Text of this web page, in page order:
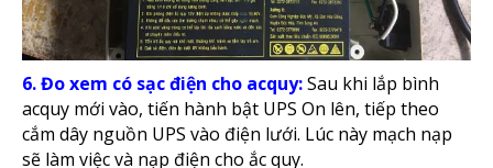
6. Đo xem có sạc điện cho acquy:Sau khi lắp bình
acquy mới vào, tiến hành bật UPS On lên, tiếp theo
cắm dây nguồn UPS vào điện lưới. Lúc này mạch nạp
sẽ làm việc và nạp điện cho ắc quy.